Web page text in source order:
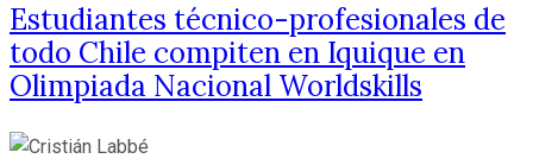
Estudiantes técnico-profesionales de
todo Chile compiten en Iquique en
Olimpiada Nacional Worldskills